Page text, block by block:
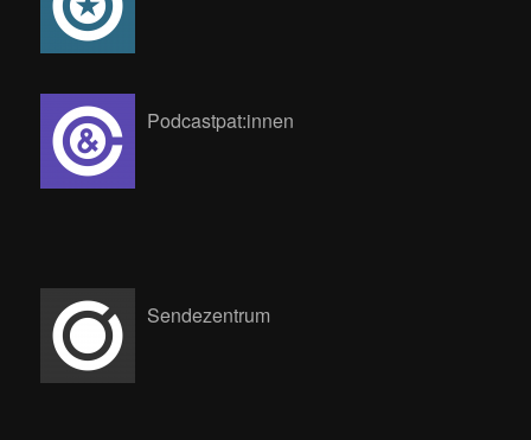
Podcastpat:innen
Sendezentrum